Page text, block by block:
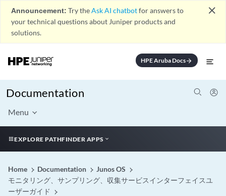
Announcement: Try theAsk AI chatbotfor answers to
your technical questions about Juniper products and
solutions.
close
HPE Aruba Docsarrow_forward
Documentation
Menu
EXPLORE PATHFINDER APPS
Home Documentation
Junos OS
モニタリング、サンプリング、収集サービスインターフェイスユ
ーザーガイド